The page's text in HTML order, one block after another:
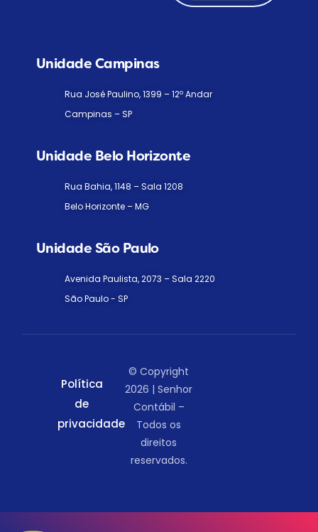
Unidade Campinas
Rua José Paulino, 1399 – 12º Andar
Campinas – SP
Unidade Belo Horizonte
Rua Bahia, 1148 – Sala 1208
Belo Horizonte – MG
Unidade São Paulo
Avenida Paulista, 2073 – Sala 2220
São Paulo - SP
Política
de
privacidade
© Copyright
2026 | Senhor
Contábil –
Todos os
direitos
reservados.